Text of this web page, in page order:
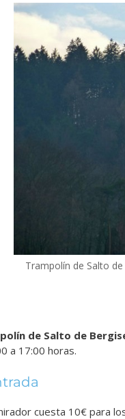
Trampolín de Salto
de Salto de
a 17:00 horas.
cuesta 10€ para